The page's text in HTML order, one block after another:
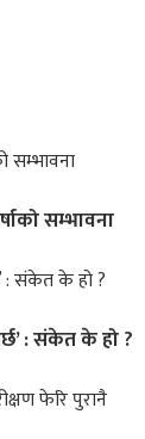
सम्भावना
: संकेत के हो ?